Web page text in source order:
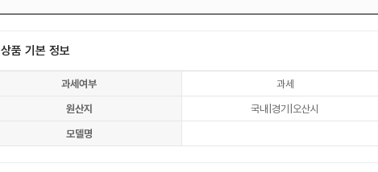
상품 기본 정보
과세여부 과세
원산지
국내|경기|오산시
모델명